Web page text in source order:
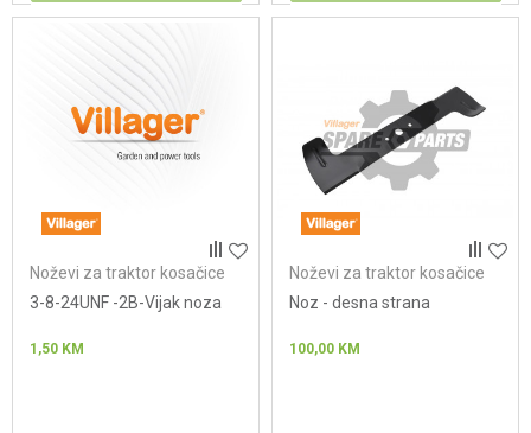
Noževi za traktor kosačice
3-8-24UNF -2B-Vijak noza
1,50 KM
Noževi za traktor kosačice
Noz - desna strana
100,00 KM